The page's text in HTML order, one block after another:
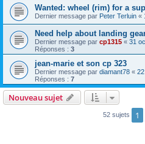
Wanted: wheel (rim) for a
Dernier message par Peter Terluin «
Need help about landing
Dernier message par cp1315 « 31
Réponses : 3
jean-marie et son cp 323
Dernier message par diamant78 «
Réponses : 7
Nouveau sujet
52 sujets 1